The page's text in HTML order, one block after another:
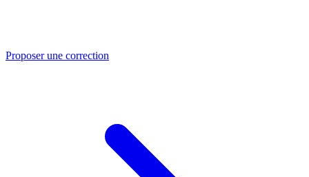
Proposer une correction